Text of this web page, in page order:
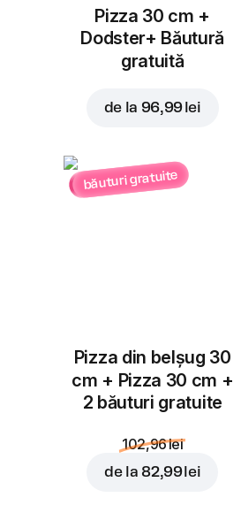
Pizza 30 cm +
Dodster+ Băutură
gratuită
de la 96,99 lei
băuturi gratuite
Pizza din belșug 30
cm + Pizza 30 cm +
2 băuturi gratuite
102,96 lei
de la 82,99 lei